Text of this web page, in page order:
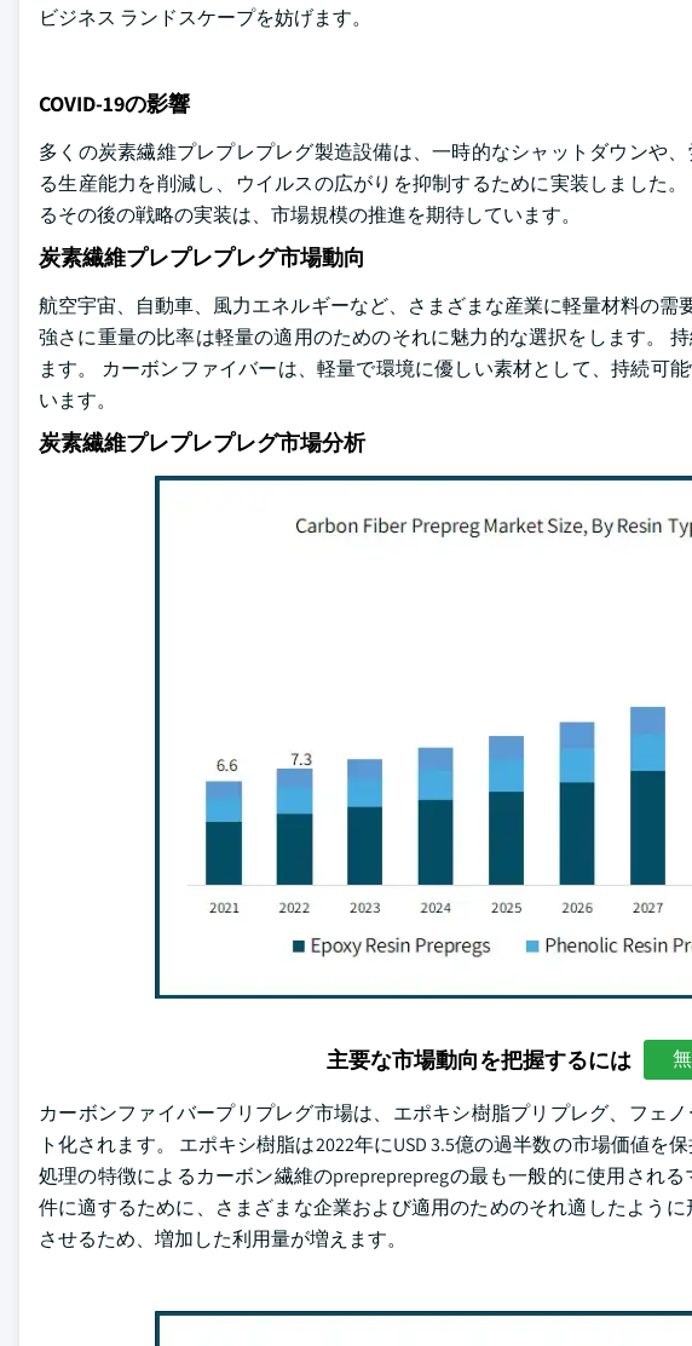
ビジネス ランドスケープを妨げます。
COVID-19の影響
多くの炭素繊維プレプレプレグ製造設備は、一時的なシャットダウンや
る生産能力を削減し、ウイルスの広がりを抑制するために実装しました
るその後の戦略の実装は、市場規模の推進を期待しています。
炭素繊維プレプレプレグ市場動向
航空宇宙、自動車、風力エネルギーなど、さまざまな産業に軽量材料の需
強さに重量の比率は軽量の適用のためのそれに魅力的な選択をします。
ます。 カーボンファイバーは、軽量で環境に優しい素材として、持続可
います。
炭素繊維プレプレプレグ市場分析
主要な市場動向を把握するには
カーボンファイバープリプレグ市場は、エポキシ樹脂プリプレグ、フェ
ト化されます。 エポキシ樹脂は2022年にUSD 3.5億の過半数の市場価値
処理の特徴によるカーボン繊維のprepreprepregの最も一般的に使用され
件に適するために、さまざまな企業および適用のためのそれ適したよう
させるため、増加した利用量が増えます。